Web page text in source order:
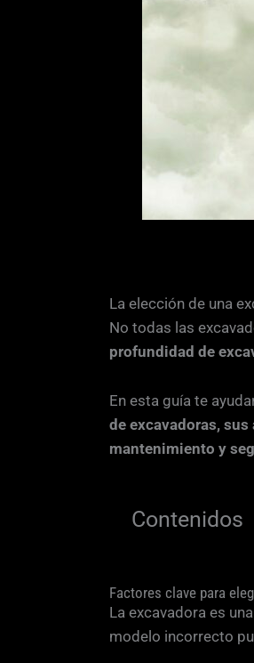
La elección de una
No todas las
profundidad de
En esta guía te
de excavadoras,
mantenimiento y
Contenidos
Factores clave para
La excavadora es
modelo incorrecto